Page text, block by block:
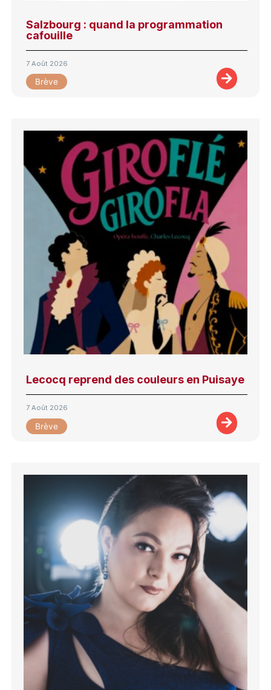
Salzbourg : quand la programmation
cafouille
7 Août 2026
Brève
Lecocq reprend des couleurs en Puisaye
7 Août 2026
Brève